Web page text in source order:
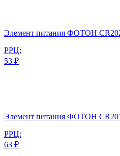
Элемент питания ФОТОН
РРЦ:
53 ₽
Элемент питания ФОТОН
РРЦ:
63 ₽